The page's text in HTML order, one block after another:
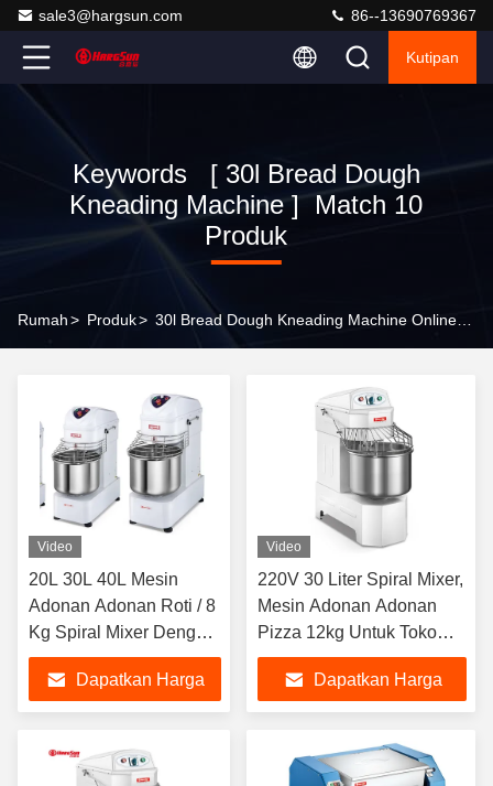
sale3@hargsun.com 86--13690769367
Kutipan
Keywords [ 30l Bread Dough
Kneading Machine ] Match 10
Produk
Rumah> Produk>
Video
20L 30L 40L Mesin
Adonan Adonan Roti / 8
Kg Spiral Mixer Dengan
Gearbox Driving
Dapatkan Harga
Video
220V 30 Liter Spiral Mixer,
Mesin Adonan Adonan
Pizza 12kg Untuk Toko
Roti Komersial
Dapatkan Harga